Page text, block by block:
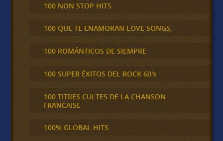
100 NON STOP HITS
100 QUE TE ENAMORAN LOVE SONGS,
100 ROMÁNTICOS DE SIEMPRE
100 SUPER ÉXITOS DEL ROCK 60's
100 TITRES CULTES DE LA CHANSON
FRANCAISE
100% GLOBAL HITS